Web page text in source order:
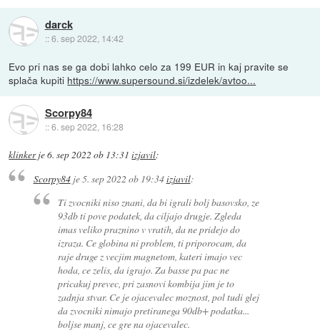
darck
::6. sep 2022, 14:42
Evo pri nas se ga dobi lahko celo za 199 EUR in kaj pravite se
splača kupiti https://www.supersound.si/izdelek/avtoo...
Scorpy84
::6. sep 2022, 16:28
klinkerje6. sep 2022 ob 13:31 izjavil:
Scorpy84je5. sep 2022 ob 19:34izjavil:
Ti zvocniki niso znani, da bi igrali bolj basovsko, ze
93db ti pove podatek, da ciljajo drugje. Zgleda
imas veliko praznino v vratih, da ne pridejo do
izraza. Ce globina ni problem, ti priporocam, da
raje druge z vecjim magnetom, kateri imajo vec
hoda, ce zelis, da igrajo. Za basse pa pac ne
pricakuj prevec, pri zasnovi kombija jim je to
zadnja stvar. Ce je ojacevalec moznost, pol tudi glej
da zvocniki nimajo pretiranega 90db+ podatka...
boljse manj, ce gre na ojacevalec.